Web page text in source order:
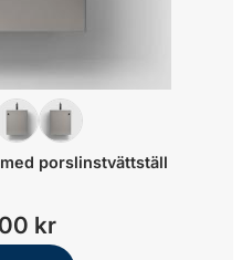
porslinstvättställ
kr